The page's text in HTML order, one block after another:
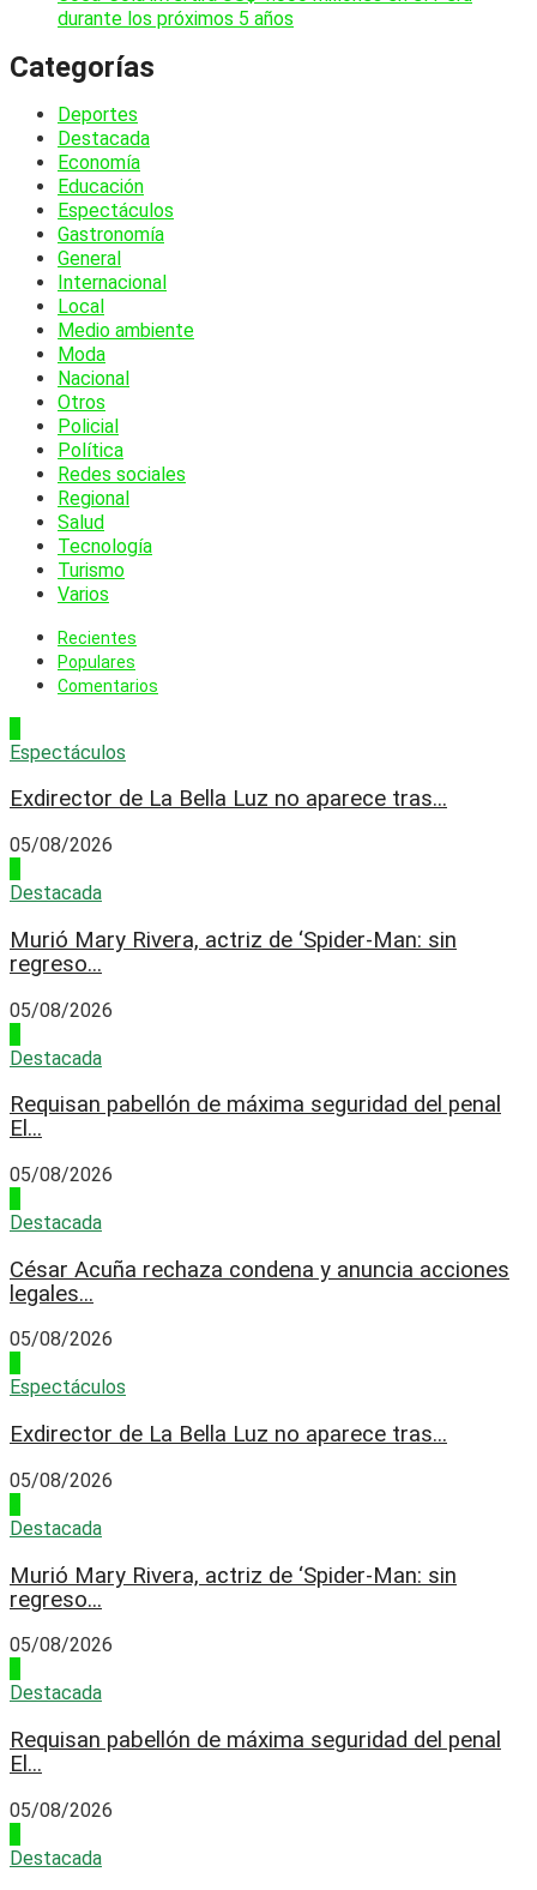
durante los próximos 5 años
Categorías
Deportes
Destacada
Economía
Educación
Espectáculos
Gastronomía
General
Internacional
Local
Medio ambiente
Moda
Nacional
Otros
Policial
Política
Redes sociales
Regional
Salud
Tecnología
Turismo
Varios
Recientes
Populares
Comentarios
Espectáculos
Exdirector de La Bella Luz no aparece tras...
05/08/2026
Destacada
Murió Mary Rivera, actriz de ‘Spider-Man: sin
regreso...
05/08/2026
Destacada
Requisan pabellón de máxima seguridad del penal
El...
05/08/2026
Destacada
César Acuña rechaza condena y anuncia acciones
legales...
05/08/2026
Espectáculos
Exdirector de La Bella Luz no aparece tras...
05/08/2026
Destacada
Murió Mary Rivera, actriz de ‘Spider-Man: sin
regreso...
05/08/2026
Destacada
Requisan pabellón de máxima seguridad del penal
El...
05/08/2026
Destacada